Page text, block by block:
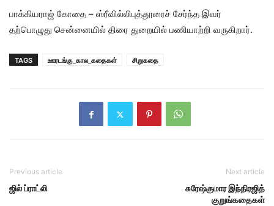
பாக்கியராஜ் கோதை – ஸ்ரீவில்லிபுத்தூரைச் சேர்ந்த இவர்
தற்பொழுது சென்னையில் திரை துறையில் பணியாற்றி வருகிறார்.
TAGS ஊரடங்கு_கால_கதைகள் சிறுகதை
Previous article
ஜில் ப்ராட்லி
Next article
சுரேஷ்குமார இந்திரஜித்
குறுங்கதைகள்